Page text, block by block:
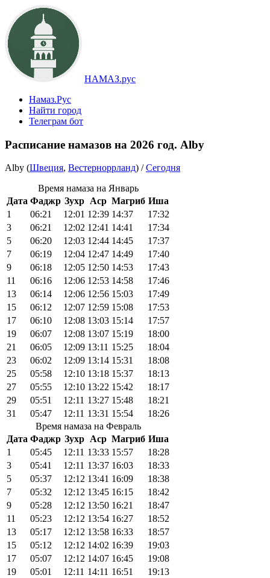
НАМАЗ.рус
Намаз.Рус
Найти город
Телеграм бот
Расписание намазов на 2026 год. Alby
Alby (Швеция, Вестерноррланд) /Сегодня
Время намаза на Январь
Дата Фаджр Зухр Аср Магриб Иша
1
06:21 12:01 12:39 14:37
17:32
3
06:21 12:02 12:41 14:41
17:34
5
06:20 12:03 12:44 14:45
17:37
7
06:19 12:04 12:47 14:49
17:40
9
06:18 12:05 12:50 14:53
17:43
11
06:16 12:06 12:53 14:58
17:46
13
06:14 12:06 12:56 15:03
17:49
15
06:12 12:07 12:59 15:08
17:53
17
06:10 12:08 13:03 15:14
17:57
19
06:07 12:08 13:07 15:19
18:00
21
06:05 12:09 13:11 15:25
18:04
23
06:02 12:09 13:14 15:31
18:08
25
05:58 12:10 13:18 15:37
18:13
27
05:55 12:10 13:22 15:42
18:17
29
05:51 12:11 13:27 15:48
18:21
31
05:47 12:11 13:31 15:54
18:26
Время намаза на Февраль
Дата Фаджр Зухр Аср Магриб Иша
1
05:45 12:11 13:33 15:57
18:28
3
05:41 12:11 13:37 16:03
18:33
5
05:37 12:12 13:41 16:09
18:38
7
05:32 12:12 13:45 16:15
18:42
9
05:28 12:12 13:50 16:21
18:47
11
05:23 12:12 13:54 16:27
18:52
13
05:17 12:12 13:58 16:33
18:57
15
05:12 12:12 14:02 16:39
19:03
17
05:07 12:12 14:07 16:45
19:08
19
05:01 12:11 14:11 16:51
19:13